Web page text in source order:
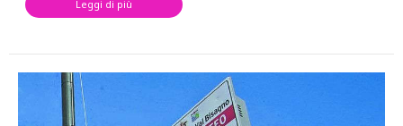
Leggi di più